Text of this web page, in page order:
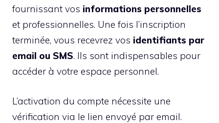
fournissant vos informations personnelles
et professionnelles. Une fois l’inscription
terminée, vous recevrez vos identifiants par
email ou SMS. Ils sont indispensables pour
accéder à votre espace personnel.
L’activation du compte nécessite une
vérification via le lien envoyé par email.